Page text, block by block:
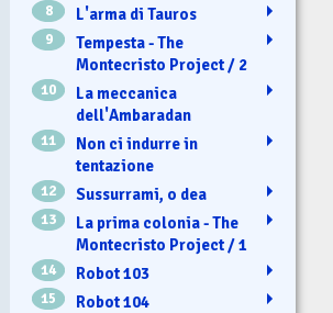
8 L'arma di Tauros
9
Tempesta - The
Montecristo Project / 2
10
La meccanica
dell'Ambaradan
11
Non ci indurre in
tentazione
12 Sussurrami, o dea
13
La prima colonia - The
Montecristo Project / 1
14 Robot 103
15 Robot 104